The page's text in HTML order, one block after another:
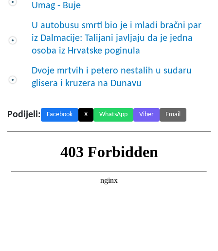
Umag - Buje
U autobusu smrti bio je i mladi bračni par
iz Dalmacije: Talijani javljaju da je jedna
osoba iz Hrvatske poginula
Dvoje mrtvih i petero nestalih u sudaru
glisera i kruzera na Dunavu
Podijeli: Facebook X WhatsApp Viber Email